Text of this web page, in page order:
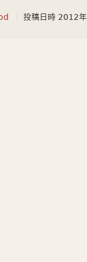
投稿日時 2012